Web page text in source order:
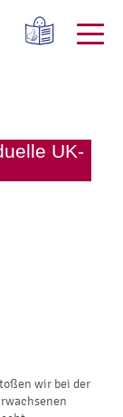
UK-
wir bei der